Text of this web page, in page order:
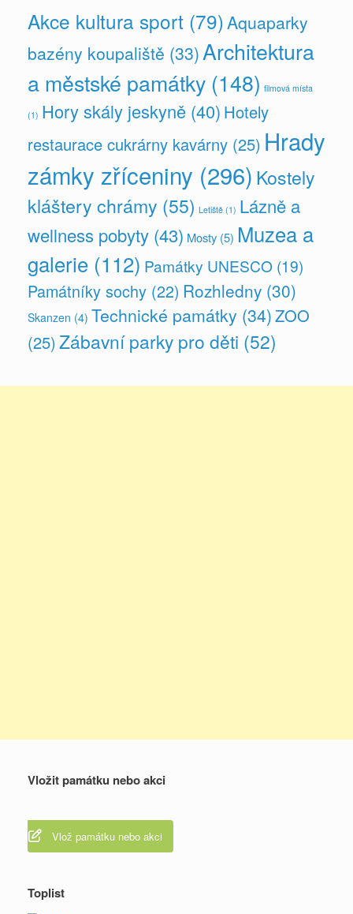
Akce kultura sport (79)Aquaparky
bazény koupaliště (33)Architektura
a městské památky (148) filmová místa
(1) Hory skály jeskyně (40) Hotely
restaurace cukrárny kavárny (25) Hrady
zámky zříceniny (296) Kostely
kláštery chrámy (55) Letiště (1) Lázně a
wellness pobyty (43) Mosty (5) Muzea a
galerie (112) Památky UNESCO (19)
Památníky sochy (22) Rozhledny (30)
Skanzen (4) Technické památky (34)ZOO
(25)Zábavní parky pro děti (52)
Vložit památku nebo akci
Vlož památku nebo akci
Toplist